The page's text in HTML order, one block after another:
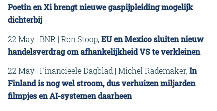
Poetin en Xi brengt nieuwe gaspijpleiding mogelijk
dichterbij
22 May | BNR | Ron Stoop,EU en Mexico sluiten nieuw
handelsverdrag om afhankelijkheid VS te verkleinen
22 May | Financieele Dagblad | Michel Rademaker,In
Finland is nog wel stroom, dus verhuizen miljarden
filmpjes en AI-systemen daarheen